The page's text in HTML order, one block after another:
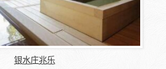
银水庄兆乐